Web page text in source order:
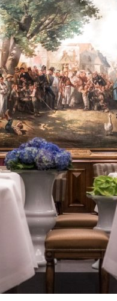
DESTIN DE
V…DE